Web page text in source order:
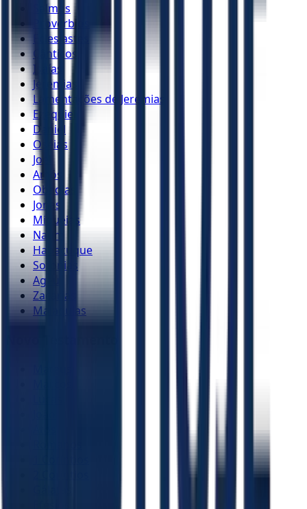
Salmos
Provérbios
Eclesiastes
Cânticos
Isaías
Jeremias
Lamentações de Jeremias
Ezequiel
Daniel
Oséias
Joel
Amós
Obadias
Jonas
Miquéias
Naum
Habacuque
Sofonias
Ageu
Zacarias
Malaquias